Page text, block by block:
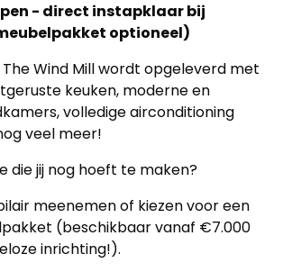
- direct instapklaar bij
optioneel)
The Wind Mill wordt opgeleverd met
keuken, moderne en
volledige airconditioning
veel meer!
die jij nog hoeft te maken?
meenemen of kiezen voor een
(beschikbaar vanaf €7.000
inrichting!).